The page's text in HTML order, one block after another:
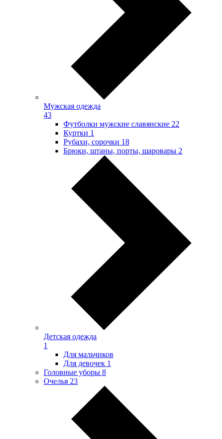
Мужская одежда
43
Футболки мужские славянские 22
Куртки 1
Рубахи, сорочки 18
Брюки, штаны, порты, шаровары 2
Детская одежда
1
Для мальчиков
Для девочек 1
Головные уборы 8
Очелья 23